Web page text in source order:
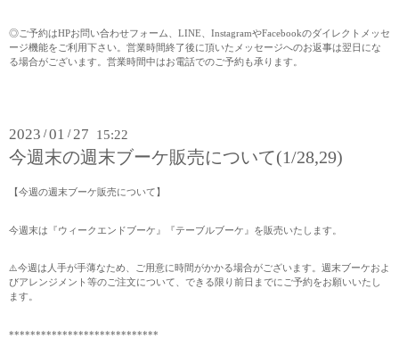
◎ご予約はHPお問い合わせフォーム、LINE、InstagramやFacebookのダイレクトメッセ
ージ機能をご利用下さい。営業時間終了後に頂いたメッセージへのお返事は翌日にな
る場合がございます。営業時間中はお電話でのご予約も承ります。
2023 /01 /27 15:22
今週末の週末ブーケ販売について(1/28,29)
【今週の週末ブーケ販売について】
今週末は『ウィークエンドブーケ』『テーブルブーケ』を販売いたします。
⚠️今週は人手が手薄なため、ご用意に時間がかかる場合がございます。週末ブーケおよ
びアレンジメント等のご注文について、できる限り前日までにご予約をお願いいたし
ます。
****************************